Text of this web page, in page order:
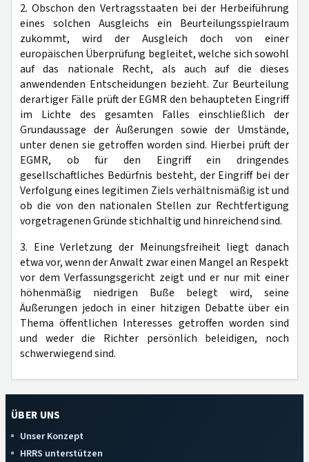
2. Obschon den Vertragsstaaten bei der Herbeiführung
eines solchen Ausgleichs ein Beurteilungsspielraum
zukommt, wird der Ausgleich doch von einer
europäischen Überprüfung begleitet, welche sich sowohl
auf das nationale Recht, als auch auf die dieses
anwendenden Entscheidungen bezieht. Zur Beurteilung
derartiger Fälle prüft der EGMR den behaupteten Eingriff
im Lichte des gesamten Falles einschließlich der
Grundaussage der Äußerungen sowie der Umstände,
unter denen sie getroffen worden sind. Hierbei prüft der
EGMR, ob für den Eingriff ein dringendes
gesellschaftliches Bedürfnis besteht, der Eingriff bei der
Verfolgung eines legitimen Ziels verhältnismäßig ist und
ob die von den nationalen Stellen zur Rechtfertigung
vorgetragenen Gründe stichhaltig und hinreichend sind.
3. Eine Verletzung der Meinungsfreiheit liegt danach
etwa vor, wenn der Anwalt zwar einen Mangel an Respekt
vor dem Verfassungsgericht zeigt und er nur mit einer
höhenmäßig niedrigen Buße belegt wird, seine
Äußerungen jedoch in einer hitzigen Debatte über ein
Thema öffentlichen Interesses getroffen worden sind
und weder die Richter persönlich beleidigen, noch
schwerwiegend sind.
ÜBER UNS
Unser Konzept
HRRS unterstützen